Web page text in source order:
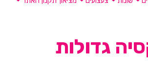
גדולות